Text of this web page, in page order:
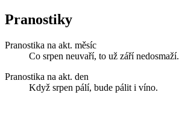
Pranostiky
Pranostika na akt. měsíc
Co srpen neuvaří, to už září nedosmaží.
Pranostika na akt. den
Když srpen pálí, bude pálit i víno.